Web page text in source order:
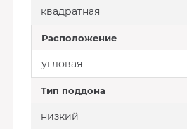
квадратная
Расположение
угловая
Тип поддона
низкий